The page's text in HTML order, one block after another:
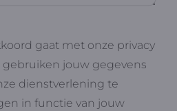
gaat met onze privacy
gebruiken jouw gegevens
dienstverlening te
in functie van jouw